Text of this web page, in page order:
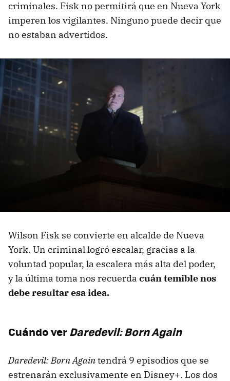
criminales. Fisk no permitirá que en Nueva York
imperen los vigilantes. Ninguno puede decir que
no estaban advertidos.
Wilson Fisk se convierte en alcalde de Nueva
York. Un criminal logró escalar, gracias a la
voluntad popular, la escalera más alta del poder,
y la última toma nos recuerda cuán temible nos
debe resultar esa idea.
Cuándo verDaredevil: Born Again
Daredevil: Born Againtendrá 9 episodios que se
estrenarán exclusivamente en Disney+. Los dos